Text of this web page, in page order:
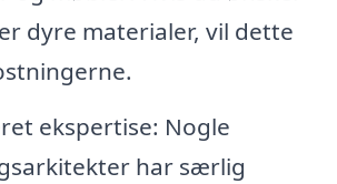
dyre materialer, vil dette
ekspertise: Nogle
har særlig